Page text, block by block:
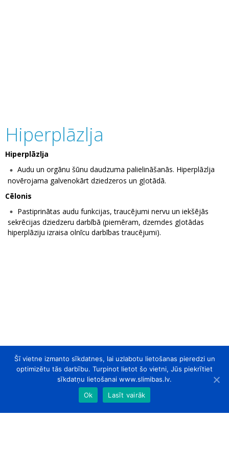
Hiperplāzlja
Hiperplāzlja
Audu un orgānu šūnu daudzuma palielināšanās. Hiperplāzlja
novērojama galvenokārt dziedzeros un gļotādā.
Cēlonis
Pastiprinātas audu funkcijas, traucējumi nervu un iekšējās
sekrēcijas dziedzeru darbībā (piemēram, dzemdes gļotādas
hiperplāziju izraisa olnīcu darbības traucējumi).
Šī vietne izmanto sīkdatnes, lai uzlabotu lietošanas pieredzi un
optimizētu tās darbību. Turpinot lietot šo vietni, Jūs piekrītiet
sīkdatņu lietošanai www.slimibas.lv.
Ok
Lasīt vairāk